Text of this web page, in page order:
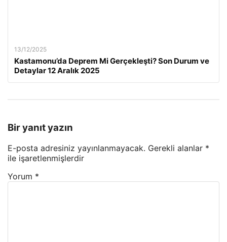
13/12/2025
Kastamonu’da Deprem Mi Gerçekleşti? Son Durum ve
Detaylar 12 Aralık 2025
Bir yanıt yazın
E-posta adresiniz yayınlanmayacak. Gerekli alanlar *
ile işaretlenmişlerdir
Yorum *